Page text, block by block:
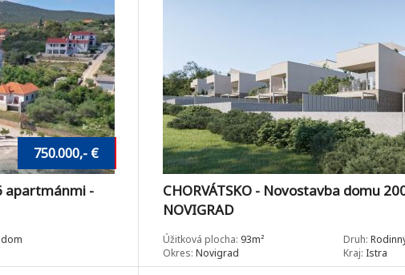
apartmánmi -
750.000,- €
CHORVÁTSKO - Novostavba domu
NOVIGRAD
Úžitková plocha: 93m² Druh:
Okres: Novigrad Kraj: Istra